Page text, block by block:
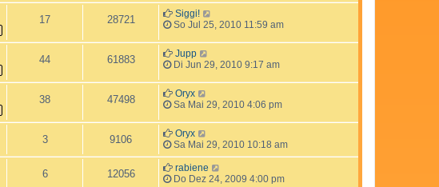
17 28721
Siggi!
So Jul 25, 2010 11:59 am
44 61883
Jupp
Di Jun 29, 2010 9:17 am
38 47498
Oryx
Sa Mai 29, 2010 4:06 pm
3 9106
Oryx
Sa Mai 29, 2010 10:18 am
6 12056
rabiene
Do Dez 24, 2009 4:00 pm